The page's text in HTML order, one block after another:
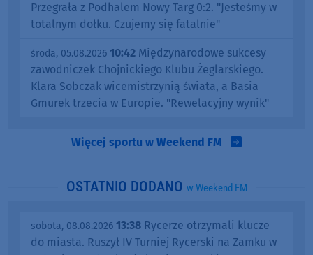
Przegrała z Podhalem Nowy Targ 0:2. "Jesteśmy w
totalnym dołku. Czujemy się fatalnie"
środa, 05.08.2026 10:42 Międzynarodowe sukcesy
zawodniczek Chojnickiego Klubu Żeglarskiego.
Klara Sobczak wicemistrzynią świata, a Basia
Gmurek trzecia w Europie. "Rewelacyjny wynik"
Więcej sportu w Weekend FM
OSTATNIO DODANO w Weekend FM
sobota, 08.08.2026 13:38 Rycerze otrzymali klucze
do miasta. Ruszył IV Turniej Rycerski na Zamku w